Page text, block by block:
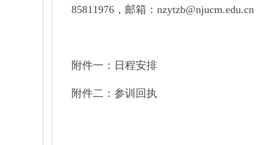
85811976，邮箱： nzytzb@njucm.edu.cn
附件一：日程安排
附件二：参训回执